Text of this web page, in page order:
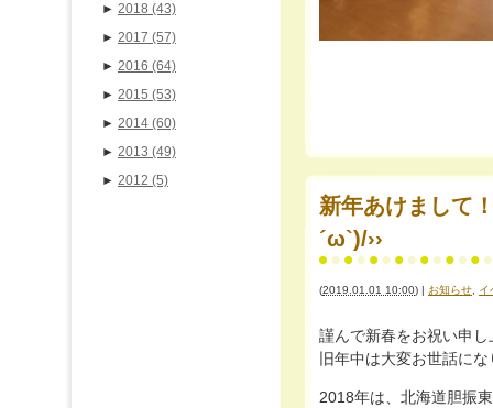
新年あけまして
´ω`)/››
(2019.01.01 10:00) | お知らせ イ
謹んで新春をお祝い申し
旧年中は大変お世話に
2018年は、北海道胆振
► 2018 (43)
► 2017 (57)
► 2016 (64)
► 2015 (53)
► 2014 (60)
► 2013 (49)
► 2012 (5)